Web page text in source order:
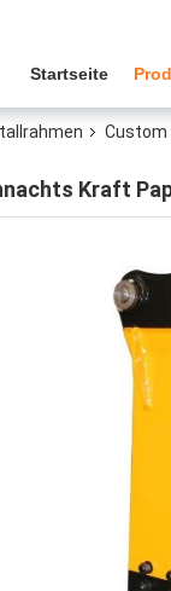
Startseite
Custom
Kraft